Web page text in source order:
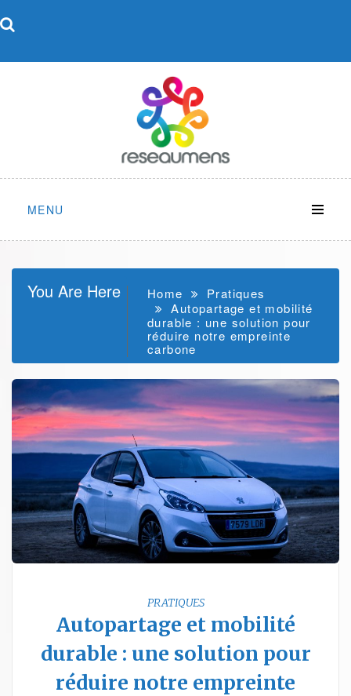
to
MENU
You Are Here Home
Pratiques
Autopartage et mobilité
durable : une solution pour
réduire notre empreinte
carbone
PRATIQUES
Autopartage et mobilité
durable : une solution pour
réduire notre empreinte